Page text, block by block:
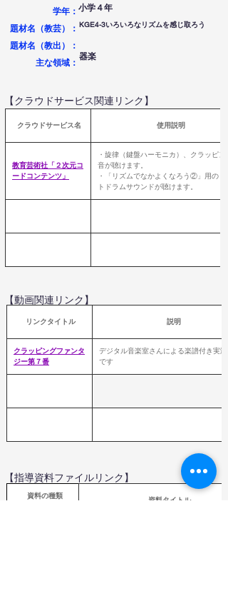
学年：
題材名（教芸）：
題材名（教出）：
​主な領域：
小学４年
KGE4-3いろいろなリズムを感じ取ろう
器楽
クラウドサービス名 使用説明
教育芸術社「２次元コ
ードコンテンツ 」
・旋律（鍵盤ハーモニカ）、クラッピン
音が聴けます。
・「リズムでなかよくなろう②」用の８
トドラムサウンドが聴けます。
【クラウドサービス関連リンク】
リンクタイトル 説明
クラッピングファンタ
ジー第７番
デジタル音楽室さんによる楽譜付き実演
です
【動画関連リンク】
  資料の種類
資料タイトル
【指導資料ファイルリンク】